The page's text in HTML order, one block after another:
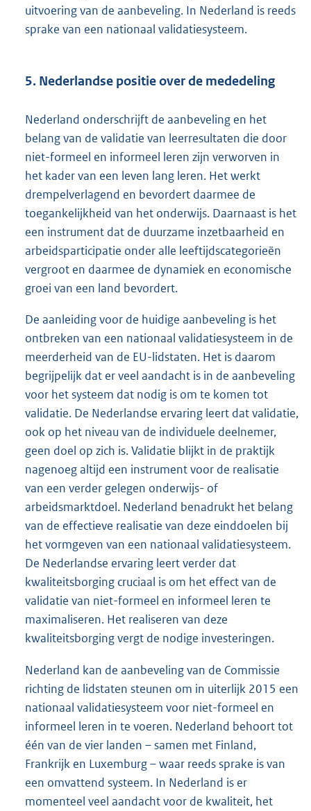
uitvoering van de aanbeveling. In Nederland is reeds
sprake van een nationaal validatiesysteem.
5. Nederlandse positie over de mededeling
Nederland onderschrijft de aanbeveling en het
belang van de validatie van leerresultaten die door
niet-formeel en informeel leren zijn verworven in
het kader van een leven lang leren. Het werkt
drempelverlagend en bevordert daarmee de
toegankelijkheid van het onderwijs. Daarnaast is het
een instrument dat de duurzame inzetbaarheid en
arbeidsparticipatie onder alle leeftijdscategorieën
vergroot en daarmee de dynamiek en economische
groei van een land bevordert.
De aanleiding voor de huidige aanbeveling is het
ontbreken van een nationaal validatiesysteem in de
meerderheid van de EU-lidstaten. Het is daarom
begrijpelijk dat er veel aandacht is in de aanbeveling
voor het systeem dat nodig is om te komen tot
validatie. De Nederlandse ervaring leert dat validatie,
ook op het niveau van de individuele deelnemer,
geen doel op zich is. Validatie blijkt in de praktijk
nagenoeg altijd een instrument voor de realisatie
van een verder gelegen onderwijs- of
arbeidsmarktdoel. Nederland benadrukt het belang
van de effectieve realisatie van deze einddoelen bij
het vormgeven van een nationaal validatiesysteem.
De Nederlandse ervaring leert verder dat
kwaliteitsborging cruciaal is om het effect van de
validatie van niet-formeel en informeel leren te
maximaliseren. Het realiseren van deze
kwaliteitsborging vergt de nodige investeringen.
Nederland kan de aanbeveling van de Commissie
richting de lidstaten steunen om in uiterlijk 2015 een
nationaal validatiesysteem voor niet-formeel en
informeel leren in te voeren. Nederland behoort tot
één van de vier landen – samen met Finland,
Frankrijk en Luxemburg – waar reeds sprake is van
een omvattend systeem. In Nederland is er
momenteel veel aandacht voor de kwaliteit, het